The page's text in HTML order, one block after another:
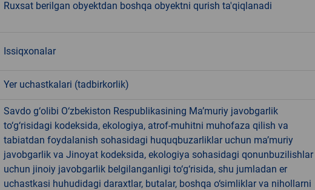
Ruxsat berilgan obyektdan boshqa obyektni qurish ta'qiqlanadi
Issiqxonalar
Yer uchastkalari (tadbirkorlik)
Savdo g‘olibi O‘zbekiston Respublikasining Ma’muriy javobgarlik
to‘g‘risidagi kodeksida, ekologiya, atrof-muhitni muhofaza qilish va
tabiatdan foydalanish sohasidagi huquqbuzarliklar uchun ma’muriy
javobgarlik va Jinoyat kodeksida, ekologiya sohasidagi qonunbuzilishlar
uchun jinoiy javobgarlik belgilanganligi to‘g‘risida, shu jumladan er
uchastkasi huhudidagi daraxtlar, butalar, boshqa o‘simliklar va nihollarni